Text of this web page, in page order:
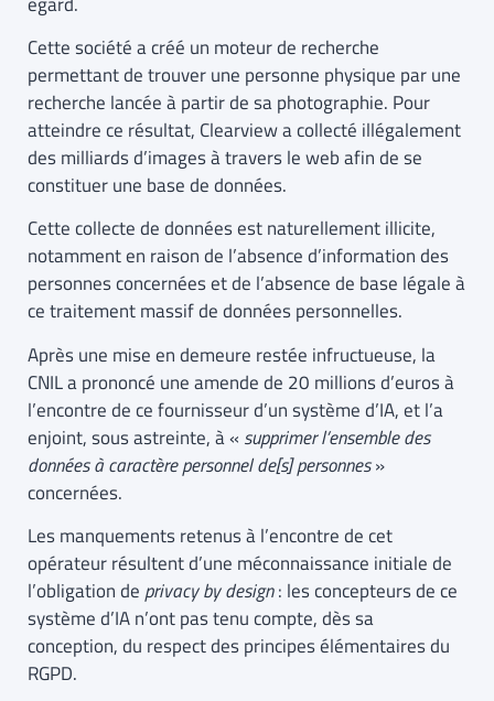
Cette société a créé un moteur de recherche
permettant de trouver une personne physique par une
recherche lancée à partir de sa photographie. Pour
atteindre ce résultat, Clearview a collecté illégalement
des milliards d’images à travers le web afin de se
constituer une base de données.
Cette collecte de données est naturellement illicite,
notamment en raison de l’absence d’information des
personnes concernées et de l’absence de base légale à
ce traitement massif de données personnelles.
Après une mise en demeure restée infructueuse, la
CNIL a prononcé une amende de 20 millions d’euros à
l’encontre de ce fournisseur d’un système d’IA, et l’a
enjoint, sous astreinte, à « supprimer l’ensemble des
données à caractère personnel de[s] personnes»
concernées.
Les manquements retenus à l’encontre de cet
opérateur résultent d’une méconnaissance initiale de
l’obligation de privacy by design: les concepteurs de ce
système d’IA n’ont pas tenu compte, dès sa
conception, du respect des principes élémentaires du
RGPD.